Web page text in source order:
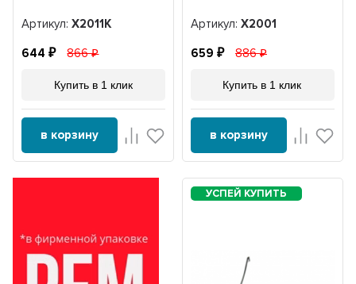
Артикул:Х2011К
644 866
Купить в 1 клик
в корзину
Артикул: Х2001
659 886
Купить в 1 клик
в корзину